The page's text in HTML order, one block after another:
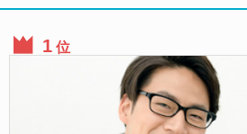
位